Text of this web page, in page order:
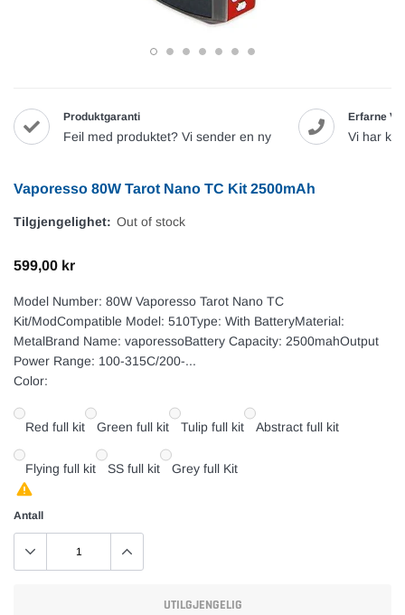
Produktgaranti
Feil med produktet? Vi sender en ny
Erfarne
Vi har
Vaporesso 80W Tarot Nano TC Kit 2500mAh
Tilgjengelighet: Out of stock
599,00 kr
Model Number: 80W Vaporesso Tarot Nano TC
Kit/ModCompatible Model: 510Type: With BatteryMaterial:
MetalBrand Name: vaporessoBattery Capacity: 2500mahOutput
Power Range: 100-315C/200-...
Color:
Red full kit Green full kit Tulip full kit Abstract full kit
Flying full kit SS full kit Grey full Kit
Antall
UTILGJENGELIG